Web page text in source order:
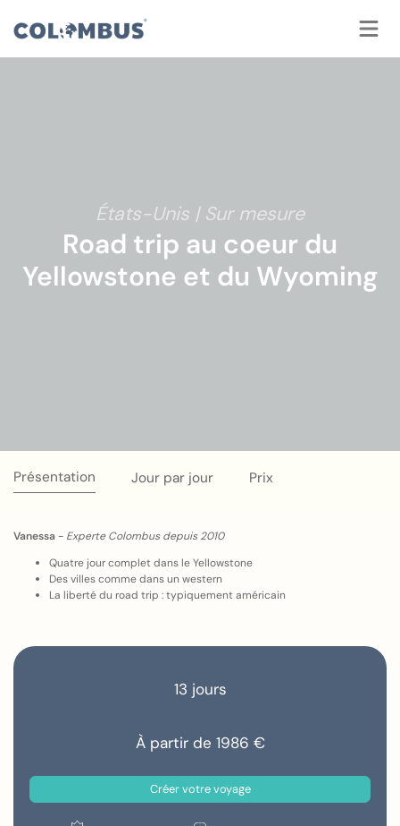
États-Unis | Sur mesure
Road trip au coeur du
Yellowstone et du Wyoming
Présentation Jour par jour Prix
Vanessa - Experte Colombus depuis 2010
Quatre jour complet dans le Yellowstone
Des villes comme dans un western
La liberté du road trip : typiquement américain
13 jours
À partir de 1986 €
Créer votre voyage